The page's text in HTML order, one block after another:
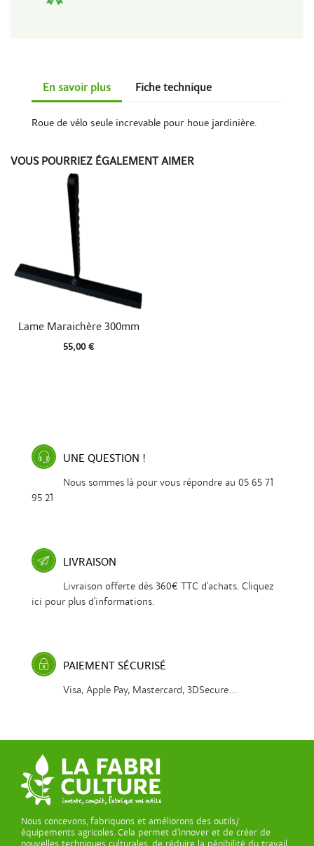
En savoir plus Fiche technique
Roue de vélo seule increvable pour houe jardinière.
VOUS POURRIEZ ÉGALEMENT AIMER
Aperçu rapide
Lame Maraichère 300mm
55,00 €
UNE QUESTION !
Nous sommes là pour vous répondre au 05 65 71
95 21
LIVRAISON
Livraison offerte dès 360€ TTC d'achats. Cliquez
ici pour plus d'informations.
PAIEMENT SÉCURISÉ
Visa, Apple Pay, Mastercard, 3DSecure...
Nous concevons, fabriquons et améliorons des outils/
équipements agricoles. Cela permet d’innover et de créer de
nouvelles techniques culturales, de réduire la pénibilité du travail,